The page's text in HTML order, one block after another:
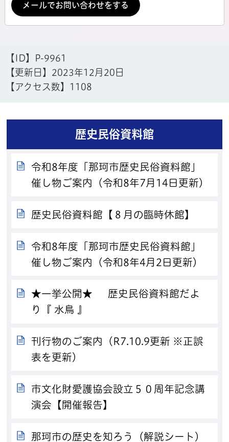
メールでお問い合わせをする
【ID】
P-9961
【更新日】 2023年12月20日
【アクセス数】
1108
歴史民俗資料館
令和8年度「那珂市歴史民俗資料館」
催し物ご案内（令和8年7月14日更新）
歴史民俗資料館【８月の臨時休館】
令和8年度「那珂市歴史民俗資料館」
催し物ご案内（令和8年4月2日更新）
★一挙公開★ 歴史民俗資料館だよ
り『 水鳥 』
刊行物のご案内（R7.10.9更新 ※正誤
表を更新）
市文化財愛護協会設立５０周年記念講
演会【開催報告】
那珂市の歴史を知ろう（解説シート）